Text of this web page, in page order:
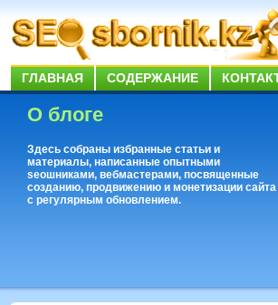
ГЛАВНАЯ СОДЕРЖАНИЕ
О блоге
Здесь собраны избранные статьи и
материалы, написанные опытными
seoшниками, вебмастерами, посвященные
созданию, продвижению и монетизации сайта
с регулярным обновлением.